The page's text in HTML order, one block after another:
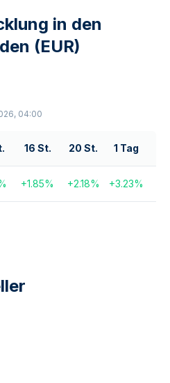
in den
(EUR)
04:00
16 St. 20 St. 1 Tag
+1.85% +2.18% +3.23%